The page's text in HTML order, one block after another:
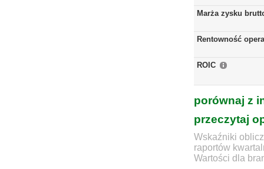
Marża zysku
Rentowność
ROIC
porównaj z
przeczytaj
Wskaźniki
raportów
Wartości dla